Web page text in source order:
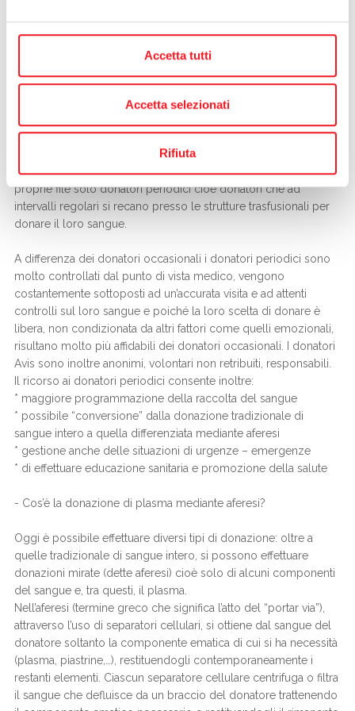
Accetta tutti
Accetta selezionati
Rifiuta
sanitari e dei risultati delle analisi effettuate.
Perché l’obiettivo primario e fondamentale è la SICUREZZA
“sicura” del sangue e a rispondere efficacemente alle esigenze
dei bisogni mirati e quindi programmati dei Servizi Trasfusionali,
in funzione dell’obiettivo della “sicurezza”. L’AVIS annovera tra le
proprie file solo donatori periodici cioè donatori che ad
intervalli regolari si recano presso le strutture trasfusionali per
donare il loro sangue.
A differenza dei donatori occasionali i donatori periodici sono
molto controllati dal punto di vista medico, vengono
costantemente sottoposti ad un’accurata visita e ad attenti
controlli sul loro sangue e poiché la loro scelta di donare è
libera, non condizionata da altri fattori come quelli emozionali,
risultano molto più affidabili dei donatori occasionali. I donatori
Avis sono inoltre anonimi, volontari non retribuiti, responsabili.
Il ricorso ai donatori periodici consente inoltre:
* maggiore programmazione della raccolta del sangue
* possibile “conversione” dalla donazione tradizionale di
sangue intero a quella differenziata mediante aferesi
* gestione anche delle situazioni di urgenze – emergenze
* di effettuare educazione sanitaria e promozione della salute
- Cos’è la donazione di plasma mediante aferesi?
Oggi è possibile effettuare diversi tipi di donazione: oltre a
quelle tradizionale di sangue intero, si possono effettuare
donazioni mirate (dette aferesi) cioè solo di alcuni componenti
del sangue e, tra questi, il plasma.
Nell’aferesi (termine greco che significa l’atto del “portar via”),
attraverso l’uso di separatori cellulari, si ottiene dal sangue del
donatore soltanto la componente ematica di cui si ha necessità
(plasma, piastrine,…), restituendogli contemporaneamente i
restanti elementi. Ciascun separatore cellulare centrifuga o filtra
il sangue che defluisce da un braccio del donatore trattenendo